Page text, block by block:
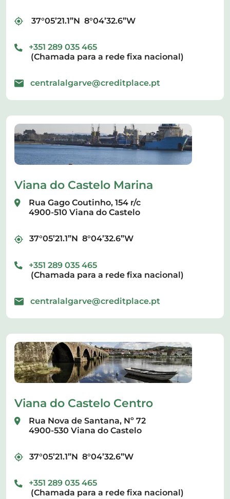
37°05’21.1”N 8°04’32.6”W
+351 289 035 465
(Chamada para a rede fixa nacional)
centralalgarve@creditplace.pt
Viana do Castelo Marina
Rua Gago Coutinho, 154 r/c
4900-510 Viana do Castelo
37°05’21.1”N 8°04’32.6”W
+351 289 035 465
(Chamada para a rede fixa nacional)
centralalgarve@creditplace.pt
Viana do Castelo Centro
Rua Nova de Santana, Nº 72
4900-530 Viana do Castelo
37°05’21.1”N 8°04’32.6”W
+351 289 035 465
(Chamada para a rede fixa nacional)